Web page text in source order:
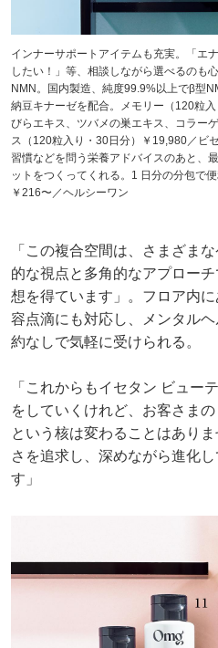
インナーサポートアイテムも充実。「
したい！」等、相談しながら選べるのも
NMN。国内製造、純度99.9%以上でβ型
納豆キナーゼを配合。メモリー（120粒
びらエキス、ツバメの巣エキス、コラー
ス（120粒入り・30日分）￥19,980／ビ
習慣などを問う栄養アドバイスのあと、
ットをつくってくれる。1 日分の分包で
￥216〜／ヘルシーワン
「この複合空間は、さまざま
的な視点と多角的なアプロー
想を得ています」。フロア内
容点滴にも対応し、メンタル
約なしで気軽に受けられる。
「これからもイセタン ビュー
をしていくけれど、お客さま
という核は変わることはあり
さを追求し、深めながら進化
す」